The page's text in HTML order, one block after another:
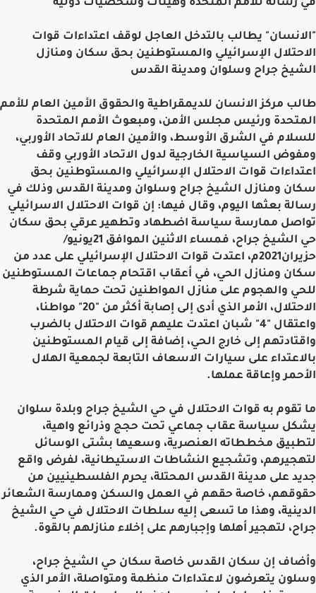
في رسالة للأمم المتحدة وهيئات وشخصيات دولية
"الانسان" يطالب بالتدخل العاجل لوقف اعتداءات قوات
الاحتلال الإسرائيلي والمستوطنين بحق سكان ومنازل
الشيخ جراح وسلوان ومدينة القدس
طالب مركز الانسان للديمقراطية والحقوق الأمين العام للأمم
المتحدة ورئيس مجلس الأمن، ومبعوث الأمم المتحدة
للسلام في الشرق الأوسط، والأمين العام للاتحاد الأوربي،
ومفوض السياسية الخارجية لدول الاتحاد الأوربي وقف
اعتداءات قوات الاحتلال الإسرائيلي والمستوطنين بحق
سكان ومنازل الشيخ جراح وسلوان ومدينة القدس وذلك في
رسالة بعثها اليوم، وقال فيها: إن قوات الاحتلال الاسرائيلي
تواصل ممارسة سياسة اضطهاد وتطهير عرقي بحق سكان
حي الشيخ جراح، فمساء الاثنين الموافق 21يونيو/
حزيران2021م، اعتدت قوات الاحتلال الإسرائيلي على عدد من
سكان ومنازل الحي، في أعقاب اقتحام جماعات المستوطنين
للحي والهجوم على منازل المواطنين تحت حماية شرطة
الاحتلال، الأمر الذي أدى إلى إصابة أكثر من "20" مواطنا،
واعتقال "4" شبان اعتدت عليهم قوات الاحتلال بالضرب
واقتادتهم إلى خارج الحي، إضافة إلى قيام المستوطنين
بالاعتداء على سيارات الاسعاف التابعة لجمعية الهلال
الأحمر وإعاقة عملها.
ما تقوم به قوات الاحتلال في حي الشيخ جراح وبلدة سلوان
يشكل سياسة عقاب جماعي تحت حجج وذرائع واهية،
لتطبيق مخططاته العنصرية، وسعيها بشتى الوسائل
لتهجيرهم، وتشجيع النشاطات الاستيطانية، لفرض واقع
جديد على مدينة القدس المحتلة، يحرم الفلسطينيين من
حقوقهم، خاصة حقهم في العمل والسكن وممارسة الشعائر
الدينية، وهذا ما تسعى إليه سلطات الاحتلال في حي الشيخ
جراح، لتهجير أهلها وإجبارهم على إخلاء منازلهم بالقوة.
وأضاف إن سكان القدس خاصة سكان حي الشيخ جراح،
وسلون يتعرضون لاعتداءات منظمة ومتواصلة، الأمر الذي